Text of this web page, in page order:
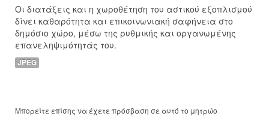
Οι διατάξεις και η χωροθέτηση του αστικού εξοπλισμού
δίνει καθαρότητα και επικοινωνιακή σαφήνεια στο
δημόσιο χώρο, μέσω της ρυθμικής και οργανωμένης
επανεληψιμότητάς του.
JPEG
Μπορείτε επίσης να έχετε πρόσβαση σε αυτό το μητρώο